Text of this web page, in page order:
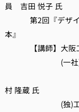
員 吉田 悦子 氏
第2回『デザイナ
本』
【講師】大阪工
(一社)発明
産学連携知
村 隆蔵 氏
(独)工業所有